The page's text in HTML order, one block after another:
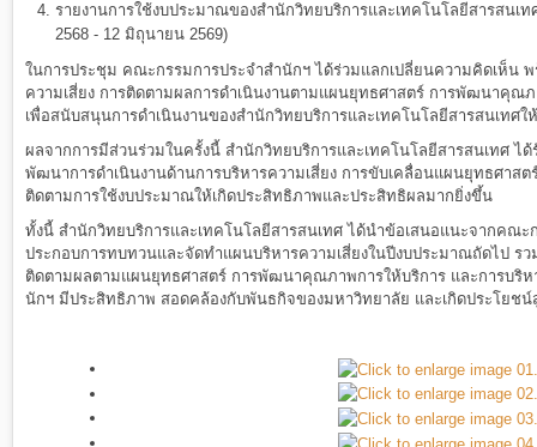
รายงานการใช้งบประมาณของสำนักวิทยบริการและเทคโนโลยีสารสนเ
2568 - 12 มิถุนายน 2569)
ในการประชุม คณะกรรมการประจำสำนักฯ ได้ร่วมแลกเปลี่ยนความคิดเห็น
ความเสี่ยง การติดตามผลการดำเนินงานตามแผนยุทธศาสตร์ การพัฒนาคุณ
เพื่อสนับสนุนการดำเนินงานของสำนักวิทยบริการและเทคโนโลยีสารสนเทศ
ผลจากการมีส่วนร่วมในครั้งนี้ สำนักวิทยบริการและเทคโนโลยีสารสนเทศ ไ
พัฒนาการดำเนินงานด้านการบริหารความเสี่ยง การขับเคลื่อนแผนยุทธศาส
ติดตามการใช้งบประมาณให้เกิดประสิทธิภาพและประสิทธิผลมากยิ่งขึ้น
ทั้งนี้ สำนักวิทยบริการและเทคโนโลยีสารสนเทศ ได้นำข้อเสนอแนะจากคณะ
ประกอบการทบทวนและจัดทำแผนบริหารความเสี่ยงในปีงบประมาณถัดไป รว
ติดตามผลตามแผนยุทธศาสตร์ การพัฒนาคุณภาพการให้บริการ และการบริห
นักฯ มีประสิทธิภาพ สอดคล้องกับพันธกิจของมหาวิทยาลัย และเกิดประโยชน์